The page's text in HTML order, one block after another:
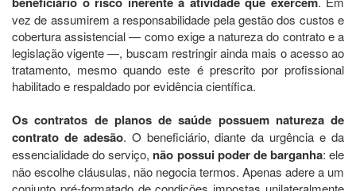
vez de assumirem a responsabilidade pela gestão dos custos e
cobertura assistencial — como exige a natureza do contrato e a
legislação vigente —, buscam restringir ainda mais o acesso ao
tratamento, mesmo quando este é prescrito por profissional
habilitado e respaldado por evidência científica.
Os contratos de planos de saúde possuem natureza de
contrato de adesão. O beneficiário, diante da urgência e da
essencialidade do serviço, não possui poder de barganha: ele
não escolhe cláusulas, não negocia termos. Apenas adere a um